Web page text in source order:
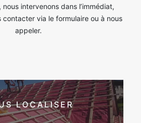
nous intervenons dans l’immédiat,
contacter via le formulaire ou à nous
appeler.
LOCALISER